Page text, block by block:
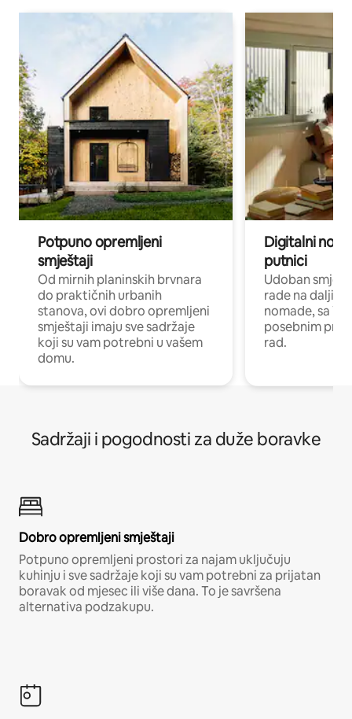
Potpuno opremljeni
smještaji
Od mirnih planinskih brvnara
do praktičnih urbanih
stanova, ovi dobro opremljeni
smještaji imaju sve sadržaje
koji su vam potrebni u vašem
domu.
Digitalni
putnici
Udoban
rade na
nomade, sa
posebnim
rad.
Sadržaji i pogodnosti za duže boravke
Dobro opremljeni smještaji
Potpuno opremljeni prostori za najam uključuju
kuhinju i sve sadržaje koji su vam potrebni za prijatan
boravak od mjesec ili više dana. To je savršena
alternativa podzakupu.